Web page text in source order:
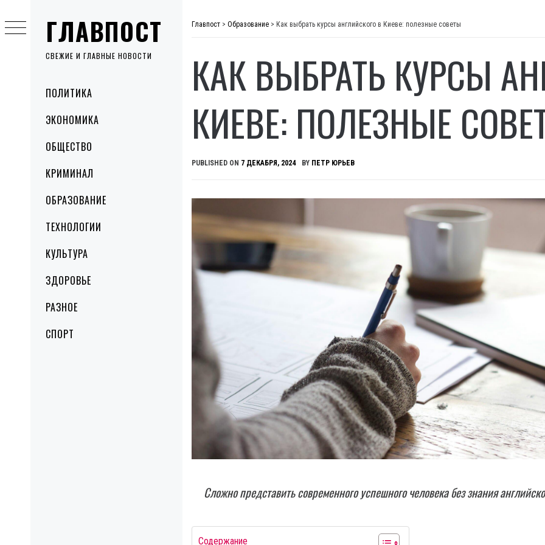
ГЛАВПОСТ
СВЕЖИЕ И ГЛАВНЫЕ НОВОСТИ
MenuПОЛИТИКА
ЭКОНОМИКА
ОБЩЕСТВО
КРИМИНАЛ
ОБРАЗОВАНИЕ
ТЕХНОЛОГИИ
КУЛЬТУРА
ЗДОРОВЬЕ
РАЗНОЕ
СПОРТ
to
content
Главпост > Образование > Как выбрать курсы английского в Киеве: полезные советы
КАК ВЫБРАТЬ КУРСЫ
КИЕВЕ: ПОЛЕЗНЫЕ
PUBLISHED ON 7 ДЕКАБРЯ, 2024 BY ПЕТР ЮРЬЕВ
Сложно представить современного успешного человека без знания
Содержание